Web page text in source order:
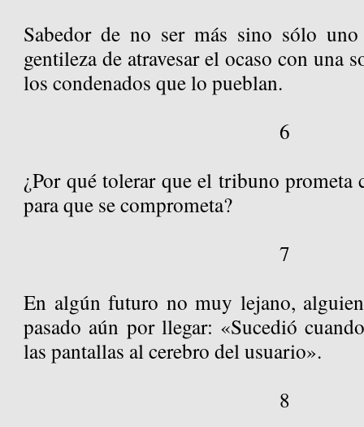
Sabedor de no ser más sino sólo
gentileza de atravesar el ocaso con una
los condenados que lo pueblan.
6
¿Por qué tolerar que el tribuno prometa
para que se comprometa?
7
En algún futuro no muy lejano,
pasado aún por llegar: «Sucedió
las pantallas al cerebro del usuario».
8